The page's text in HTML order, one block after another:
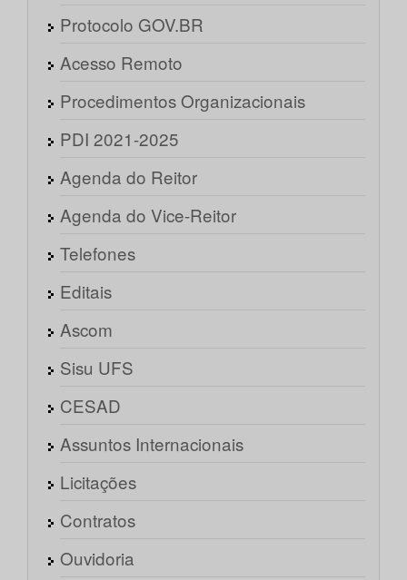
Protocolo GOV.BR
Acesso Remoto
Procedimentos Organizacionais
PDI 2021-2025
Agenda do Reitor
Agenda do Vice-Reitor
Telefones
Editais
Ascom
Sisu UFS
CESAD
Assuntos Internacionais
Licitações
Contratos
Ouvidoria